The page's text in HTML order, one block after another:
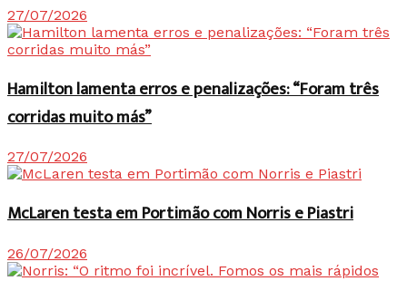
27/07/2026
Hamilton lamenta erros e penalizações: “Foram três
corridas muito más”
27/07/2026
McLaren testa em Portimão com Norris e Piastri
26/07/2026